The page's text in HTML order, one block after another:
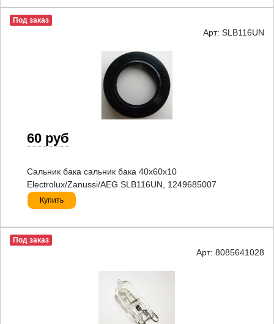
Под заказ
Арт: SLB116UN
60 руб
Сальник бака сальник бака 40x60x10
Electrolux/Zanussi/AEG SLB116UN, 1249685007
Купить
Под заказ
Арт: 8085641028